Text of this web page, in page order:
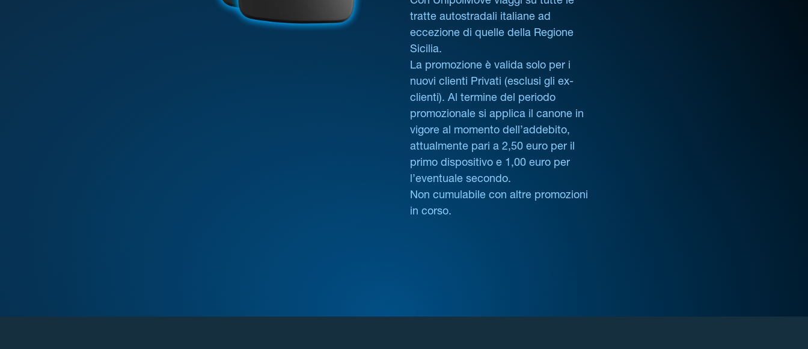
tratte autostradali italiane ad
eccezione di quelle della Regione
Sicilia.
La promozione è valida solo per i
nuovi clienti Privati (esclusi gli ex-
clienti). Al termine del periodo
promozionale si applica il canone in
vigore al momento dell’addebito,
attualmente pari a 2,50 euro per il
primo dispositivo e 1,00 euro per
l’eventuale secondo.
Non cumulabile con altre promozioni
in corso.